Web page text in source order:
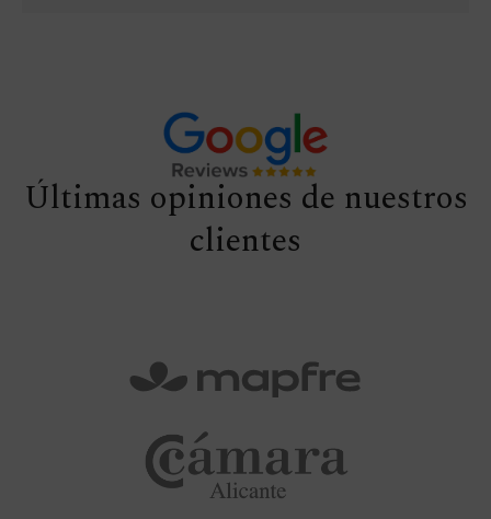
Últimas opiniones de nuestros
clientes